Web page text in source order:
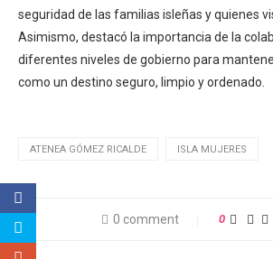
seguridad de las familias isleñas y quienes
Asimismo, destacó la importancia de la
diferentes niveles de gobierno para
como un destino seguro, limpio y ordenado.
ATENEA GÓMEZ RICALDE ISLA MUJERES
0 comment 0